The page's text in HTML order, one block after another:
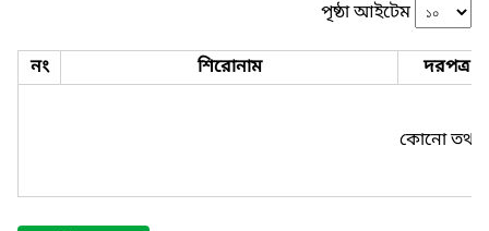
পৃষ্ঠা আইটেম
নং শিরোনাম দরপত্র
কোনো তথ্য